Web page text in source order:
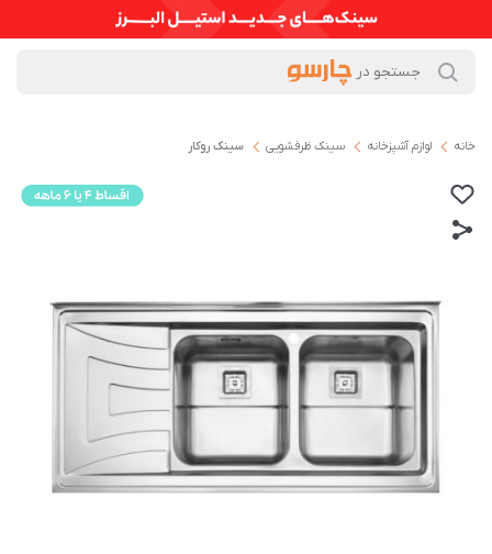
خانه لوازم آشپزخانه سینک ظرفشویی سینک روکار